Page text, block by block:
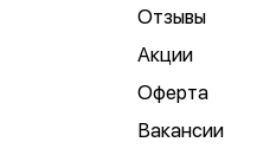
Отзывы
Акции
Оферта
Вакансии